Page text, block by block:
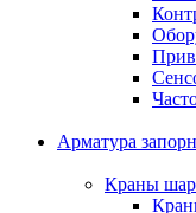
Арматура
Краны